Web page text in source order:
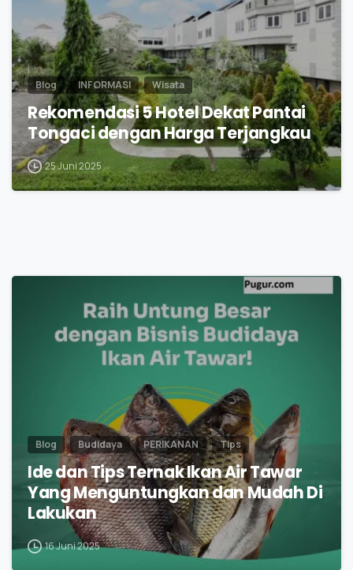
Blog INFORMASI Wisata
Rekomendasi 5 Hotel Dekat Pantai
Tongaci dengan Harga Terjangkau
25 Juni 2025
Blog Budidaya PERIKANAN Tips
Ide dan Tips Ternak Ikan Air Tawar
Yang Menguntungkan dan Mudah Di
Lakukan
16 Juni 2025